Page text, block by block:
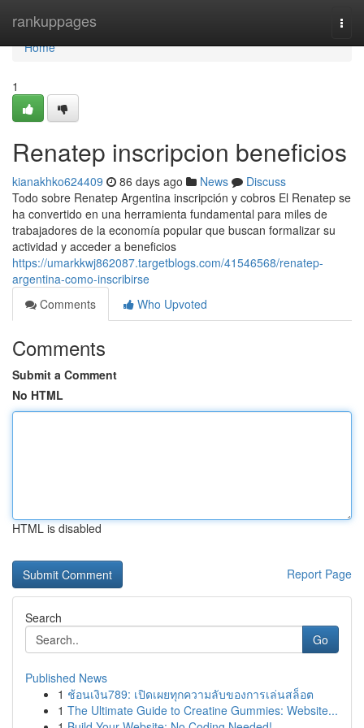
rankuppages
Home
Home
1
Renatep inscripcion beneficios
kianakhko624409 86 days ago News
Discuss
Todo sobre Renatep Argentina inscripción y cobros El Renatep se
ha convertido en una herramienta fundamental para miles de
trabajadores de la economía popular que buscan formalizar su
actividad y acceder a beneficios
https://umarkkwj862087.targetblogs.com/41546568/renatep-
argentina-como-inscribirse
Comments
Who Upvoted
Comments
Submit a Comment
No HTML
HTML is disabled
Report Page
Search
Go
Published News
1 ช้อนเงิน789: เปิดเผยทุกความลับของการเล่นสล็อต
1 The Ultimate Guide to Creatine Gummies: Website...